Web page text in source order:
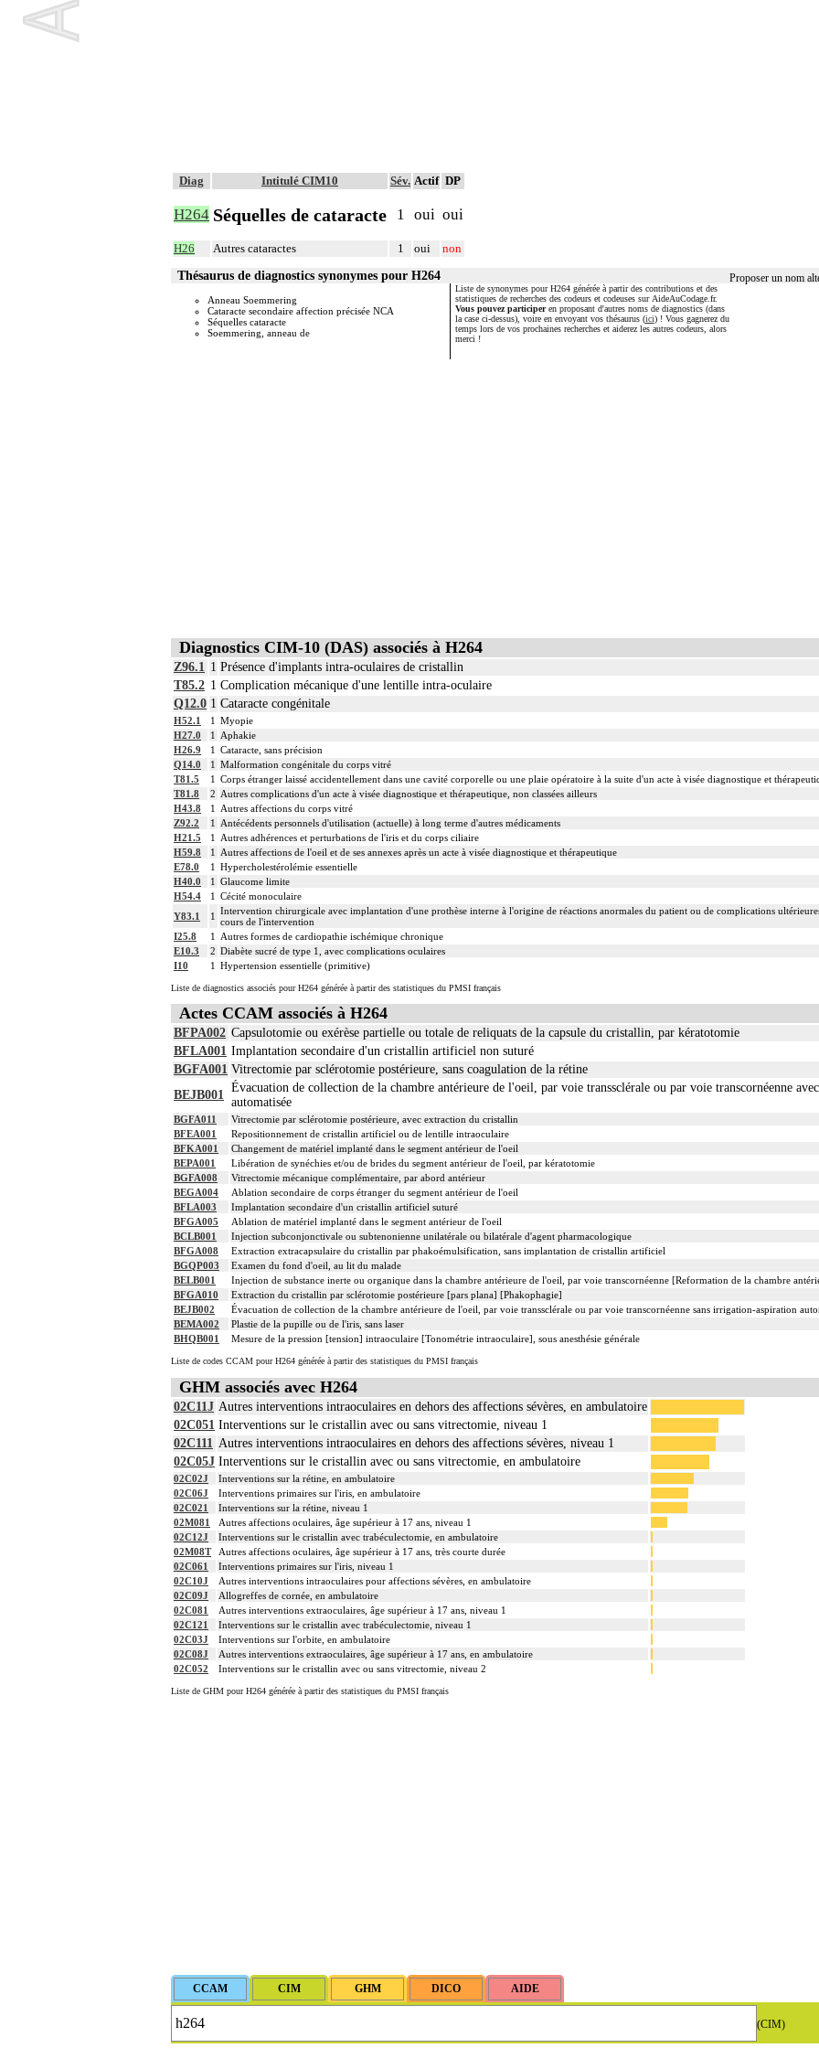
Diag Intitulé CIM10 Sév. Actif DP
H264 Séquelles de cataracte 1 oui oui
H26 Autres cataractes 1 oui non
Proposer un nom
Thésaurus de diagnostics synonymes pour H264
Anneau Soemmering
Cataracte secondaire affection précisée NCA
Séquelles cataracte
Soemmering, anneau de
Liste de synonymes pour H264 générée à partir des contributions et des
statistiques de recherches des codeurs et codeuses sur AideAuCodage.fr.
Vous pouvez participeren proposant d'autres noms de diagnostics (dans
la case ci-dessus), voire en envoyant vos thésaurus (ici) ! Vous gagnerez du
temps lors de vos prochaines recherches et aiderez les autres codeurs, alors
merci !
Diagnostics CIM-10 (DAS) associés à H264
Z96.1 1 Présence d'implants intra-oculaires de cristallin
T85.2 1 Complication mécanique d'une lentille intra-oculaire
Q12.0 1 Cataracte congénitale
H52.1 1 Myopie
H27.0
1
Aphakie
H26.9
1 Cataracte, sans précision
Q14.0
1 Malformation congénitale du corps vitré
T81.5
1 Corps étranger laissé accidentellement dans une cavité corporelle ou une plaie opératoire à la suite d'un acte à visée diagnostique et
T81.8
2 Autres complications d'un acte à visée diagnostique et thérapeutique, non classées ailleurs
H43.8
1
Autres affections du corps vitré
Z92.2
1
Antécédents personnels d'utilisation (actuelle) à long terme d'autres médicaments
H21.5
1
Autres adhérences et perturbations de l'iris et du corps ciliaire
H59.8
1
Autres affections de l'oeil et de ses annexes après un acte à visée diagnostique et thérapeutique
E78.0
1 Hypercholestérolémie essentielle
H40.0
1 Glaucome limite
H54.4
1 Cécité monoculaire
Y83.1
1 Intervention chirurgicale avec implantation d'une prothèse interne à l'origine de réactions anormales du patient ou de complications
cours de l'intervention
I25.8
1
Autres formes de cardiopathie ischémique chronique
E10.3
2 Diabète sucré de type 1, avec complications oculaires
I10
1 Hypertension essentielle (primitive)
Liste de diagnostics associés pour H264 générée à partir des statistiques du PMSI français
Actes CCAM associés à H264
BFPA002 Capsulotomie ou exérèse partielle ou totale de reliquats de la capsule du cristallin, par kératotomie
BFLA001 Implantation secondaire d'un cristallin artificiel non suturé
BGFA001 Vitrectomie par sclérotomie postérieure, sans coagulation de la rétine
BEJB001
Évacuation de collection de la chambre antérieure de l'oeil, par voie transsclérale ou par voie transcornéenne
automatisée
BGFA011
Vitrectomie par sclérotomie postérieure, avec extraction du cristallin
BFEA001
Repositionnement de cristallin artificiel ou de lentille intraoculaire
BFKA001
Changement de matériel implanté dans le segment antérieur de l'oeil
BEPA001
Libération de synéchies et/ou de brides du segment antérieur de l'oeil, par kératotomie
BGFA008
Vitrectomie mécanique complémentaire, par abord antérieur
BEGA004
Ablation secondaire de corps étranger du segment antérieur de l'oeil
BFLA003
Implantation secondaire d'un cristallin artificiel suturé
BFGA005
Ablation de matériel implanté dans le segment antérieur de l'oeil
BCLB001
Injection subconjonctivale ou subtenonienne unilatérale ou bilatérale d'agent pharmacologique
BFGA008
Extraction extracapsulaire du cristallin par phakoémulsification, sans implantation de cristallin artificiel
BGQP003
Examen du fond d'oeil, au lit du malade
BELB001
Injection de substance inerte ou organique dans la chambre antérieure de l'oeil, par voie transcornéenne [Reformation de la chambre
BFGA010
Extraction du cristallin par sclérotomie postérieure [pars plana] [Phakophagie]
BEJB002
Évacuation de collection de la chambre antérieure de l'oeil, par voie transsclérale ou par voie transcornéenne sans irrigation-aspiration
BEMA002
Plastie de la pupille ou de l'iris, sans laser
BHQB001
Mesure de la pression [tension] intraoculaire [Tonométrie intraoculaire], sous anesthésie générale
Liste de codes CCAM pour H264 générée à partir des statistiques du PMSI français
GHM associés avec H264
02C11J Autres interventions intraoculaires en dehors des affections sévères, en ambulatoire
02C051 Interventions sur le cristallin avec ou sans vitrectomie, niveau 1
02C111
Autres interventions intraoculaires en dehors des affections sévères, niveau 1
02C05J Interventions sur le cristallin avec ou sans vitrectomie, en ambulatoire
02C02J
Interventions sur la rétine, en ambulatoire
02C06J
Interventions primaires sur l'iris, en ambulatoire
02C021
Interventions sur la rétine, niveau 1
02M081
Autres affections oculaires, âge supérieur à 17 ans, niveau 1
02C12J
Interventions sur le cristallin avec trabéculectomie, en ambulatoire
02M08T
Autres affections oculaires, âge supérieur à 17 ans, très courte durée
02C061
Interventions primaires sur l'iris, niveau 1
02C10J
Autres interventions intraoculaires pour affections sévères, en ambulatoire
02C09J
Allogreffes de cornée, en ambulatoire
02C081
Autres interventions extraoculaires, âge supérieur à 17 ans, niveau 1
02C121
Interventions sur le cristallin avec trabéculectomie, niveau 1
02C03J
Interventions sur l'orbite, en ambulatoire
02C08J
Autres interventions extraoculaires, âge supérieur à 17 ans, en ambulatoire
02C052
Interventions sur le cristallin avec ou sans vitrectomie, niveau 2
Liste de GHM pour H264 générée à partir des statistiques du PMSI français
(CIM)